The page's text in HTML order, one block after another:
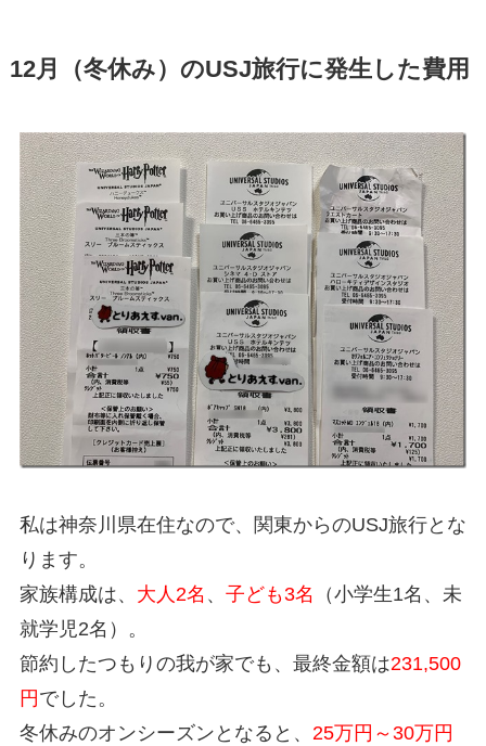
12月（冬休み）のUSJ旅行に発生した費用
私は神奈川県在住なので、関東からのUSJ旅行とな
ります。
家族構成は、 大人2名 、 子ども3名
（小学生1名、未
就学児2名）。
節約したつもりの我が家でも、最終金額は231,500
円 でした。
冬休みのオンシーズンとなると、 25万円～30万円